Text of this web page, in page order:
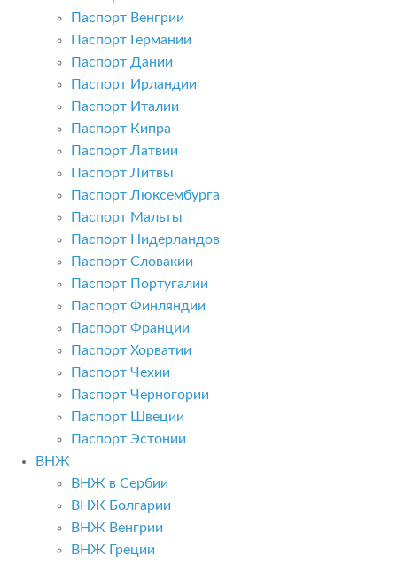
Паспорт Венгрии
Паспорт Германии
Паспорт Дании
Паспорт Ирландии
Паспорт Италии
Паспорт Кипра
Паспорт Латвии
Паспорт Литвы
Паспорт Люксембурга
Паспорт Мальты
Паспорт Нидерландов
Паспорт Словакии
Паспорт Португалии
Паспорт Финляндии
Паспорт Франции
Паспорт Хорватии
Паспорт Чехии
Паспорт Черногории
Паспорт Швеции
Паспорт Эстонии
ВНЖ
ВНЖ в Сербии
ВНЖ Болгарии
ВНЖ Венгрии
ВНЖ Греции